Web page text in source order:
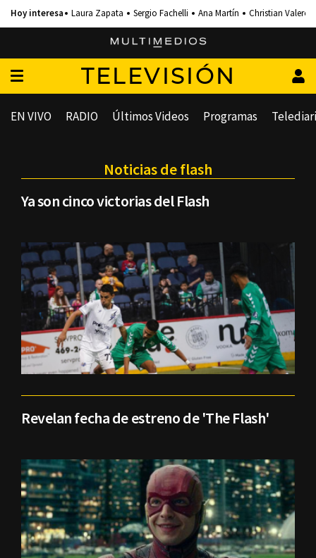
Laura Zapata Sergio Fachelli Ana Martín Christian Valero
TELEVISIÓN
EN VIVO RADIO Últimos Videos Programas
Noticias de flash
Ya son cinco victorias del Flash
Revelan fecha de estreno de 'The Flash'